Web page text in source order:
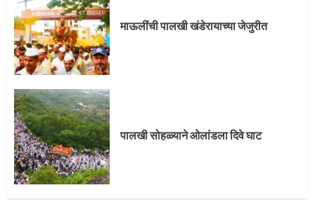
माऊलींची पालखी खंडेरायाच्या जेजुरीत
पालखी सोहळ्याने ओलांडला दिवे घाट